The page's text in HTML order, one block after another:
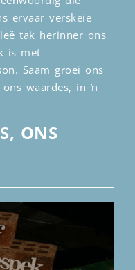
ervaar verskeie
tak herinner ons
is met
Saam groei ons
waardes, in ŉ
ONS